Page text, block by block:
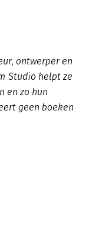
ontwerper en
Studio helpt ze
en zo hun
geen boeken